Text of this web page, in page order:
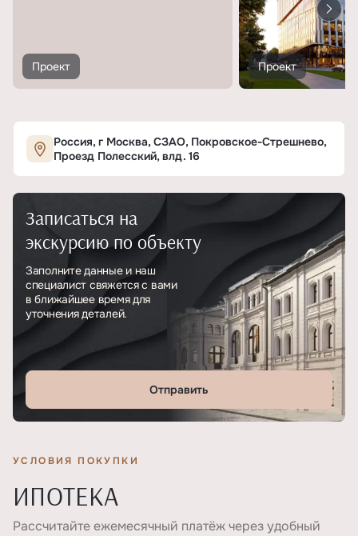
Проект Проект
Россия, г Москва, СЗАО, Покровское-Стрешнево,
Проезд Полесский, влд. 16
Записаться на
экскурсию по объекту
Заполните данные и наш
специалист свяжется с вами
в ближайшее время для
уточнения деталей.
Отправить
УСЛОВИЯ ПОКУПКИ
ИПОТЕКА
Рассчитайте ежемесячный платёж через удобный